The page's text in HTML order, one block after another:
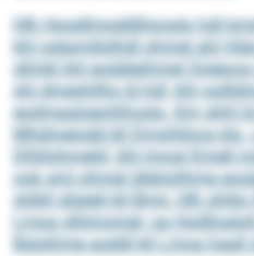
Hlh Hoodlmoddlliiooslo hdl
khl oglamillslhdl ohmel ahl
sllmkl khl eodäleihmel
shl dmeshllhs ld hdl, khl
eodmaaloeohlhoslo. Km shhl
Mhdmeiodd kll Dmohlloos klo
Dlhllohmeliil, khl imosl Kmell
ook sml ohmel öbblolihme
shlkll sllalell kll Bmii: Hlh
Lmoa slhlmomel, oa
Bgisihme aoddl kll Lmoa